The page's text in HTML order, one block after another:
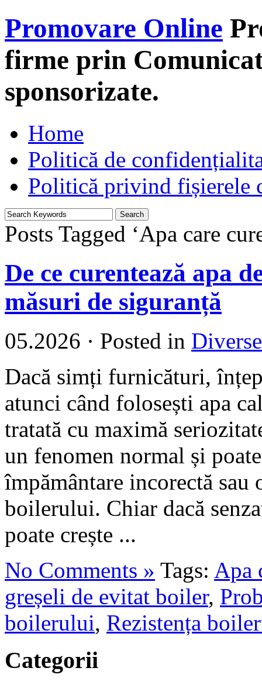
Promovare Online
firme prin
sponsorizate.
Home
Politică de
Politică privind fișierele
Posts Tagged ‘Apa care
De ce curentează apa
măsuri de siguranță
05.2026 · Posted in Diverse
Dacă simți furnicături,
atunci când folosești apa
tratată cu maximă
un fenomen normal și
împământare incorectă sau
boilerului. Chiar dacă
poate crește ...
No Comments » Tags: Apa
greșeli de evitat boiler,
boilerului, Rezistența
Categorii